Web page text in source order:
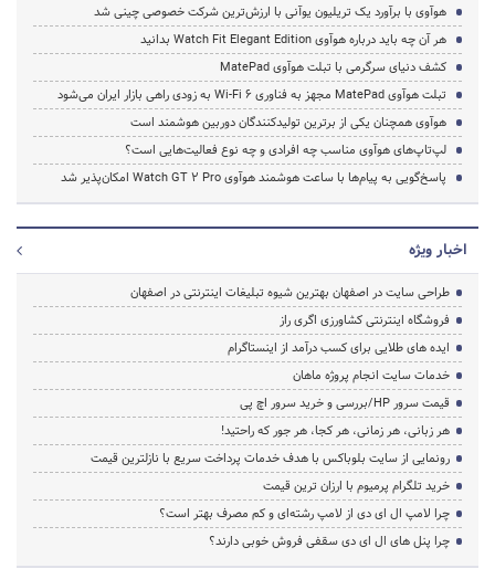
هوآوی با برآورد یک تریلیون یوآنی با ارزش‌ترین شرکت خصوصی چینی شد
هر آن چه باید درباره هوآوی Watch Fit Elegant Edition بدانید
کشف دنیای سرگرمی با تبلت هوآوی MatePad
تبلت هوآوی MatePad مجهز به فناوری Wi-Fi 6 به زودی راهی بازار ایران می‌شود
هوآوی همچنان یکی از برترین تولیدکنندگان دوربین هوشمند است
لپ‌تاپ‌های هوآوی مناسب چه افرادی و چه نوع فعالیت‌هایی است؟
پاسخ‌گویی به پیام‌ها با ساعت هوشمند هوآوی Watch GT 2 Pro امکان‌پذیر شد
اخبار ویژه
طراحی سایت در اصفهان بهترین شیوه تبلیغات اینترنتی در اصفهان
فروشگاه اینترنتی کشاورزی اگری راز
ایده های طلایی برای کسب درآمد از اینستاگرام
خدمات سایت انجام پروژه ماهان
قیمت سرور HP/بررسی و خرید سرور اچ پی
هر زبانی، هر زمانی، هر کجا، هر جور که راحتید!
رونمایی از سایت بلوباکس با هدف خدمات پرداخت سریع با نازلترین قیمت
خرید تلگرام پرمیوم با ارزان ترین قیمت
چرا لامپ ال ای دی از لامپ رشته‌ای و کم مصرف بهتر است؟
چرا پنل های ال ای دی سقفی فروش خوبی دارند؟